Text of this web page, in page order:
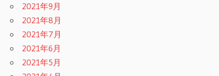
2021年9月
2021年8月
2021年7月
2021年6月
2021年5月